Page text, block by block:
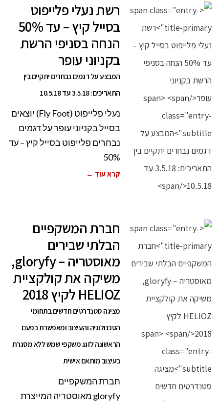
רשת נעלי פלייפוט
בסייל קיץ – עד 50%
הנחה בסניפי הרשת
בקניוני עופר
המבצע על דגמים נבחרים יתקיים בין
התאריכים: 3.5.18 עד 10.5.18
נעלי פלייפוט (Fly Foot) יוצאים
בסייל בקניוני עופר על דגמים
נבחרים פלייפוט בסייל קיץ – עד
50%
קרא עוד ←
חברת המשקפיים
הבלתי שבירים
מאוסטריה – gloryfy,
משיקה את קולקציית
HELIOZ לקיץ 2018
מציגה סטנדרטים חדשים בתחומי
הטכנולוגיה והעיצוב ומאפשרת בפעם
הראשונה לזגג משקפי שמש ללא מסגרת
בעיצוב מותאם אישית
חברת המשקפיים
gloryfy מאוסטריה המייצרת